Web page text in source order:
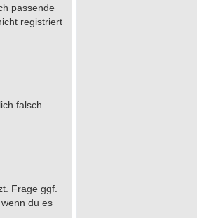
passende
registriert
falsch.
Frage ggf.
du es